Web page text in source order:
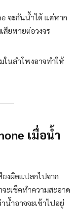
จะกันน้ำได้ แต่หาก
สียหายต่อวงจร
ในลำโพงอาจทำให้
เมื่อน้ำ
งผิดแปลกไปจาก
ะเช็คทำความสะอาด
น้ำอาจจะเข้าไปอยู่